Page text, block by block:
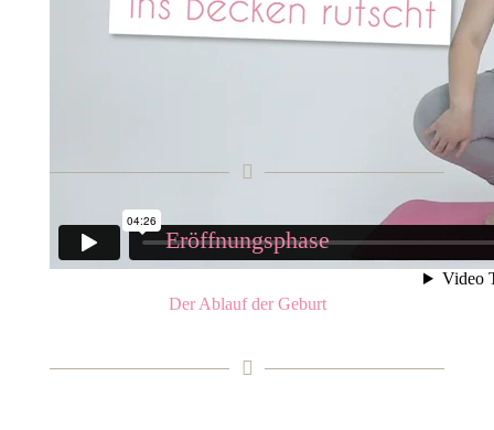
Eröffnungsphase
Der Ablauf der Geburt